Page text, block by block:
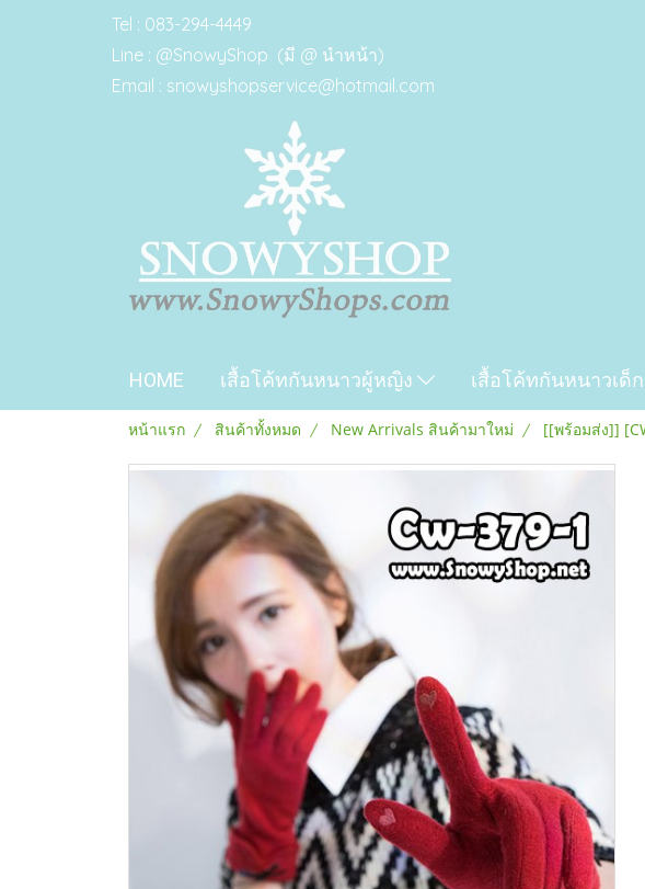
Tel : 083-294-4449
Line : @SnowyShop (มี @ นำหน้า)
Email : snowyshopservice@hotmail.com
HOME เสื้อโค้ทกันหนาวผู้หญิง เสื้อโค้ทกันหนาวเด็ก
หน้าแรก สินค้าทั้งหมด New Arrivals สินค้ามาใหม่ [[พร้อมส่ง]]